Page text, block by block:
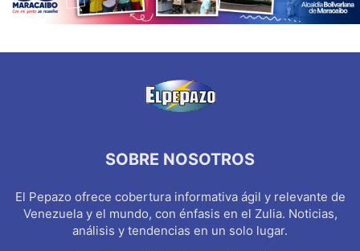
SOBRE NOSOTROS
El Pepazo ofrece cobertura informativa ágil y relevante de
Venezuela y el mundo, con énfasis en el Zulia. Noticias,
análisis y tendencias en un solo lugar.